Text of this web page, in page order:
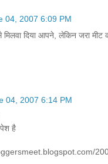
04, 2007 6:09 PM
दिया आपने, लेकिन जरा मीट
04, 2007 6:14 PM
है